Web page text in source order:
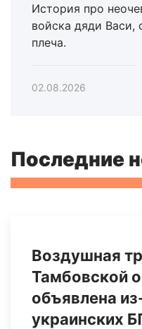
История про
войска дяди Васи,
плеча.
02.08.2026
Последние
Воздушная
Тамбовской
объявлена
украинских